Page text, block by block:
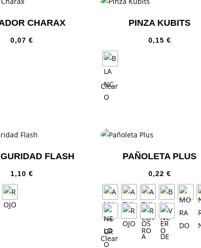
CHARAX
0,07 €
PINZA KUBITS
0,15 €
Clear
FLASH
1,10 €
PAÑOLETA PLUS
0,22 €
Clear